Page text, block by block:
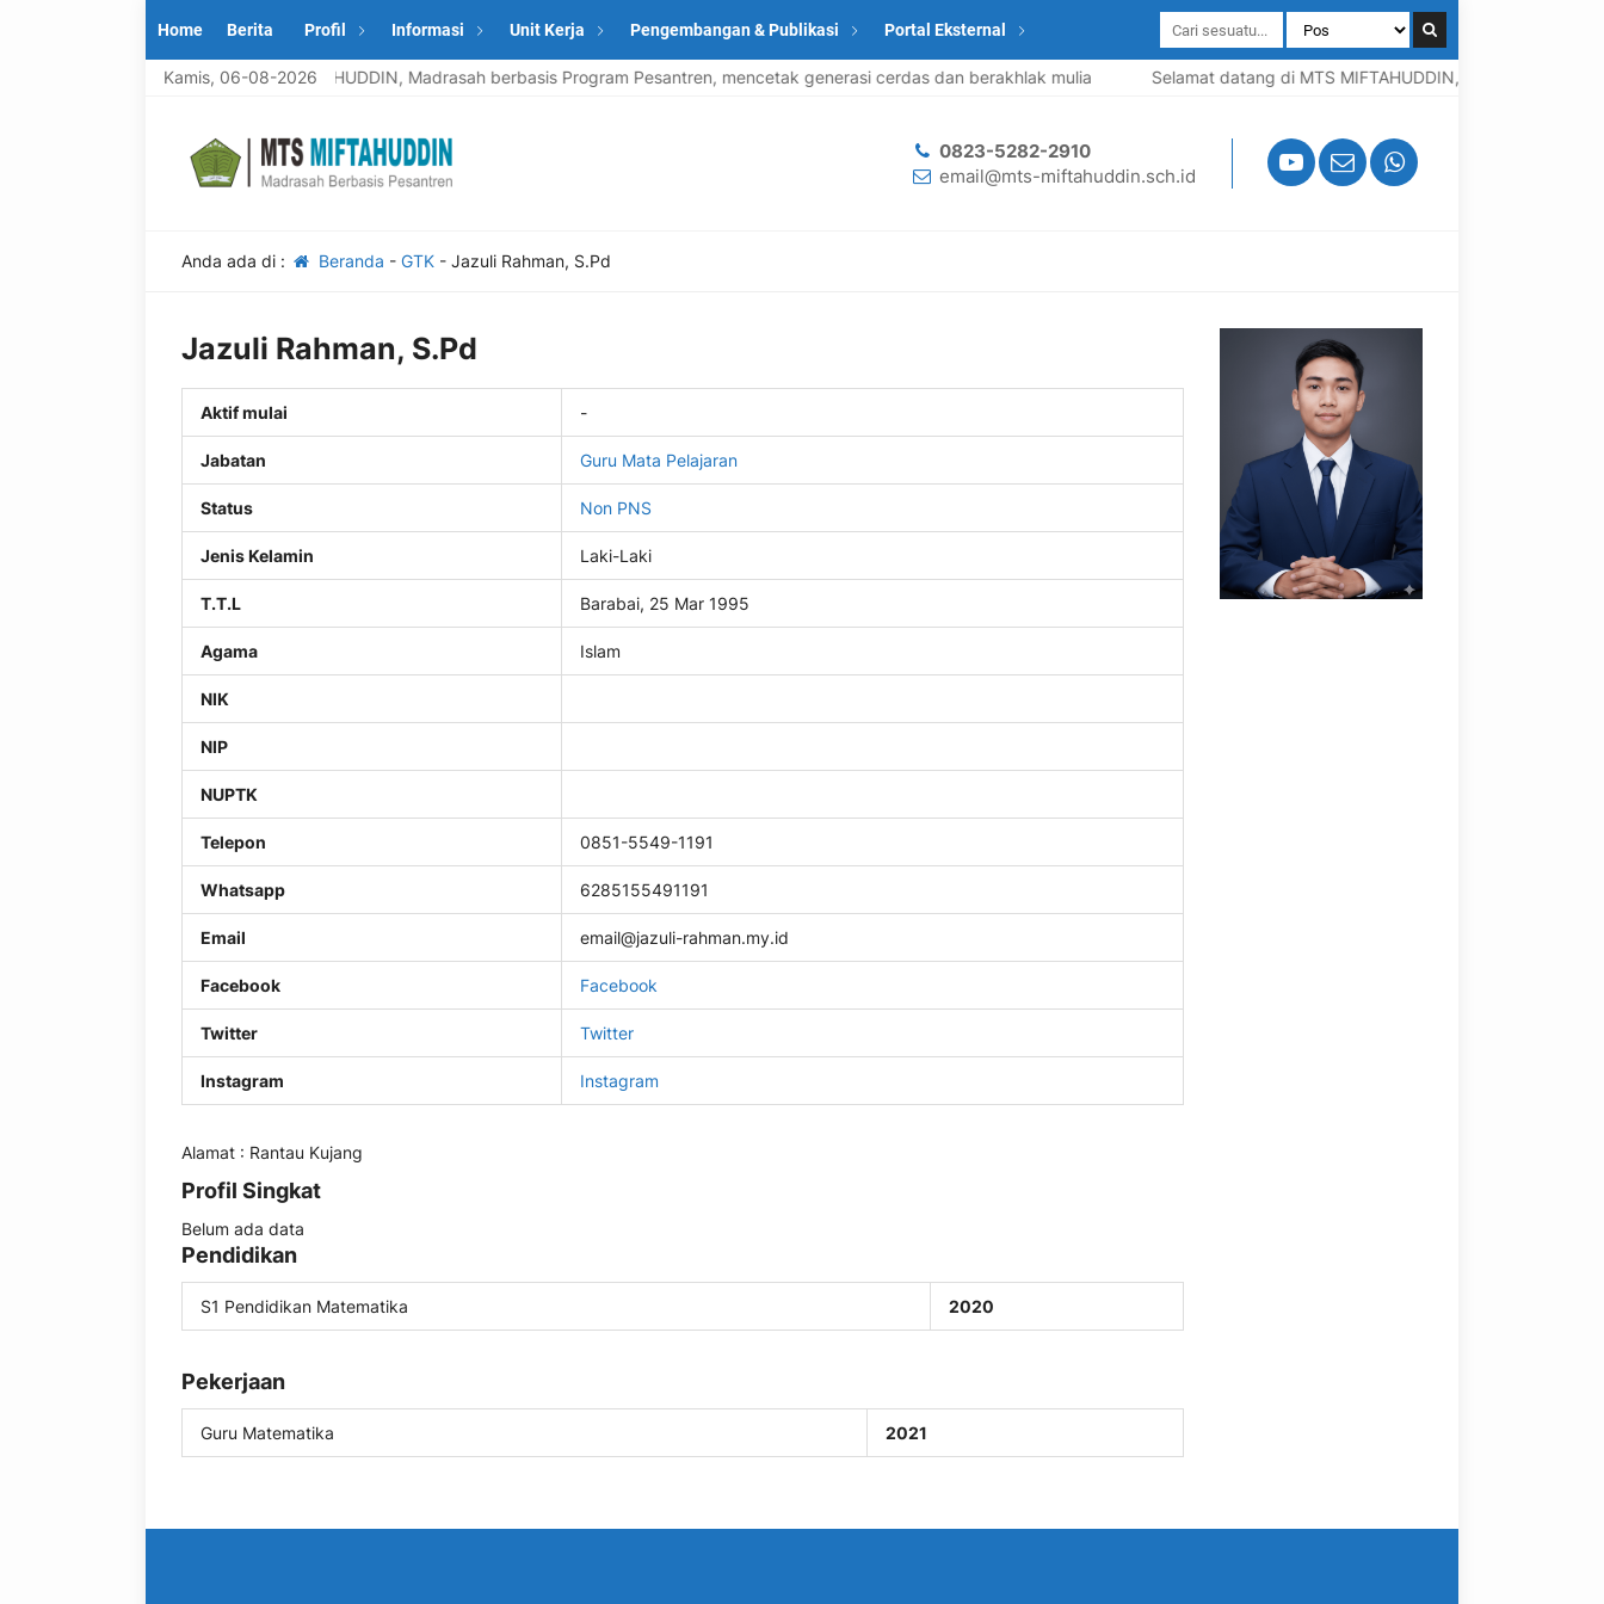
Home Berita Profil Informasi Unit Kerja Pengembangan & Publikasi Portal Eksternal
Kamis, 06-08-2026
Selamat datang di MTS MIFTAHUDDIN, Madrasah berbasis Program Pesantren, mencetak generasi cerdas dan berakhlak mulia Selamat datang di MTS MIFTAHUDDIN, Madrasah
0823-5282-2910
email@mts-miftahuddin.sch.id
Anda ada di : Beranda - GTK- Jazuli Rahman, S.Pd
Jazuli Rahman, S.Pd
Aktif mulai -
Jabatan Guru Mata Pelajaran
Status Non PNS
Jenis Kelamin Laki-Laki
T.T.L Barabai, 25 Mar 1995
Agama Islam
NIK
NIP
NUPTK
Telepon 0851-5549-1191
Whatsapp 6285155491191
Email email@jazuli-rahman.my.id
Facebook Facebook
Twitter Twitter
Instagram Instagram
Alamat : Rantau Kujang
Profil Singkat
Belum ada data
Pendidikan
S1 Pendidikan Matematika 2020
Pekerjaan
Guru Matematika 2021